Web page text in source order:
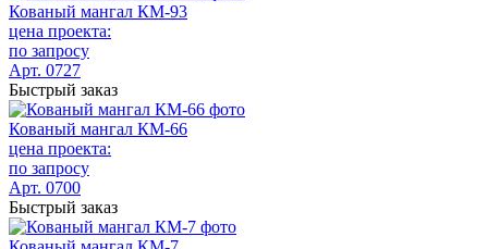
Кованый мангал КМ-93
цена проекта:
по запросу
Арт. 0727
Быстрый заказ
Кованый мангал КМ-66
цена проекта:
по запросу
Арт. 0700
Быстрый заказ